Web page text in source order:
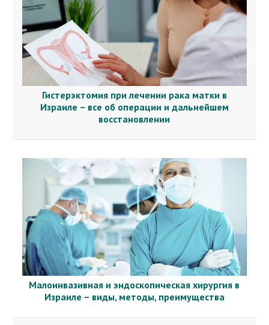
Гистерэктомия при лечении рака матки в
Израиле – все об операции и дальнейшем
восстановлении
Малоинвазивная и эндоскопическая хирургия в
Израиле – виды, методы, преимущества